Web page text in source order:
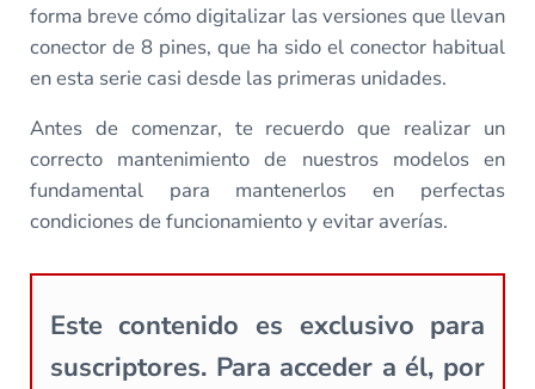
forma breve cómo digitalizar las versiones que llevan
conector de 8 pines, que ha sido el conector habitual
en esta serie casi desde las primeras unidades.
Antes de comenzar, te recuerdo que realizar un
correcto mantenimiento de nuestros modelos en
fundamental para mantenerlos en perfectas
condiciones de funcionamiento y evitar averías.
Este contenido es exclusivo para
suscriptores. Para acceder a él, por